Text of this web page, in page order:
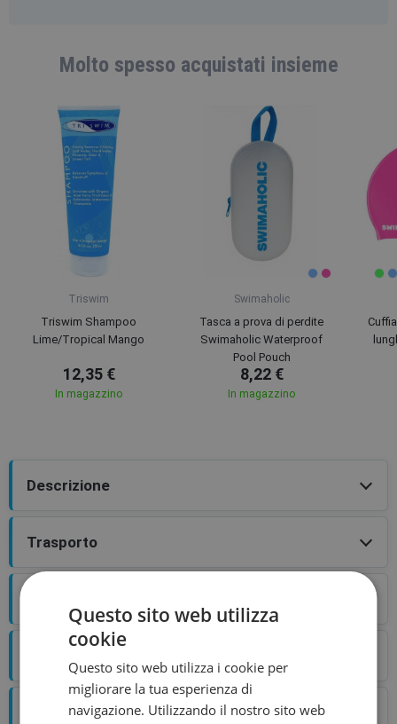
Molto spesso acquistati insieme
Triswim
Triswim Shampoo
Lime/Tropical Mango
12,35 €
In magazzino
Swimaholic
Tasca a prova di perdite
Swimaholic Waterproof
Pool Pouch
8,22 €
In magazzino
Descrizione
Trasporto
Tabella taglie
Questo sito web utilizza
cookie
Questo sito web utilizza i cookie per
migliorare la tua esperienza di
navigazione. Utilizzando il nostro sito web